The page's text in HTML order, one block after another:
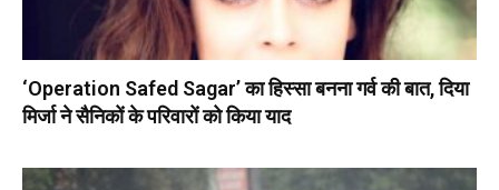
‘Operation Safed Sagar’ का हिस्सा बनना गर्व की बात, दिया
मिर्जा ने सैनिकों के परिवारों को किया याद